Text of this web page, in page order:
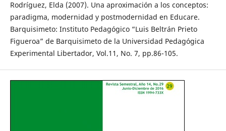
Rodríguez, Elda (2007). Una aproximación a los conceptos:
paradigma, modernidad y postmodernidad en Educare.
Barquisimeto: Instituto Pedagógico “Luis Beltrán Prieto
Figueroa” de Barquisimeto de la Universidad Pedagógica
Experimental Libertador, Vol.11, No. 7, pp.86-105.